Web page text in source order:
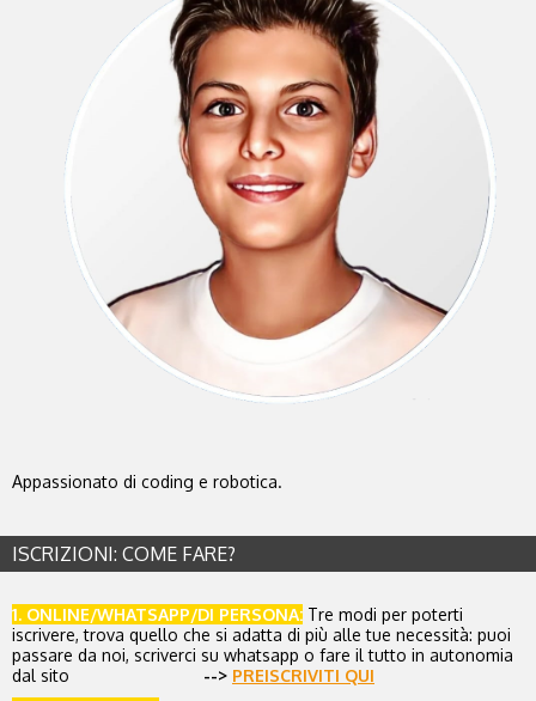
Appassionato di coding e robotica.
ISCRIZIONI: COME FARE?
1. ONLINE/WHATSAPP/DI PERSONA: Tre modi per poterti
iscrivere, trova quello che si adatta di più alle tue necessità: puoi
passare da noi, scriverci su whatsapp o fare il tutto in autonomia
dal sito
--> PREISCRIVITI QUI